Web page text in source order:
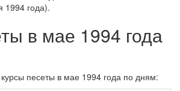
1994 года).
в мае 1994 года
песеты в мае 1994 года по дням: